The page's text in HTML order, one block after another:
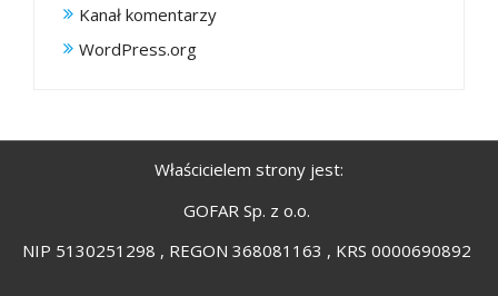
Kanał komentarzy
WordPress.org
Właścicielem strony jest:
GOFAR Sp. z o.o.
NIP 5130251298 , REGON 368081163 , KRS 0000690892